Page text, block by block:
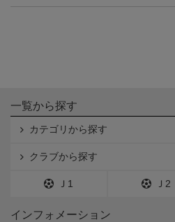
一覧から探す
カテゴリから探す
クラブから探す
Ｊ1 Ｊ2
インフォメーション